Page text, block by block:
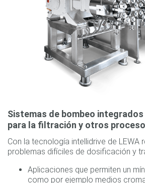
Sistemas de bombeo
para la filtración y otros
Con la tecnología intellidrive de LEWA
problemas difíciles de dosificación y
Aplicaciones que permiten un
como por ejemplo medios